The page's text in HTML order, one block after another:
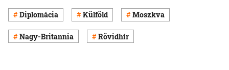
Diplomácia Külföld Moszkva
Nagy-Britannia Rövidhír